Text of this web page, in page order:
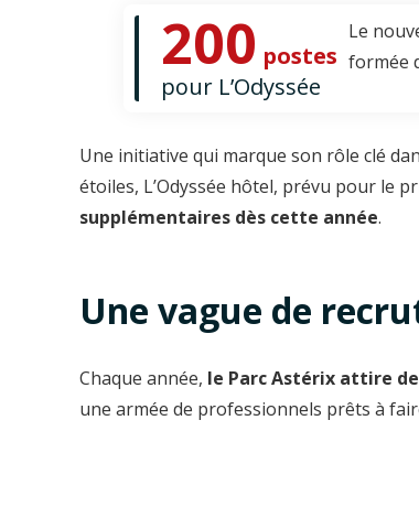
200 postes
pour L’Odyssée
Le
formée
Une initiative qui marque son rôle clé
étoiles, L’Odyssée hôtel, prévu pour le
supplémentaires dès cette année.
Une vague de
Chaque année, le Parc Astérix attire
une armée de professionnels prêts à